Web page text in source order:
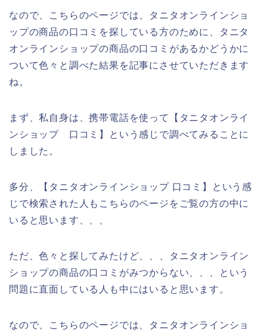
なので、こちらのページでは、タニタオンラインショ
ップの商品の口コミを探している方のために、タニタ
オンラインショップの商品の口コミがあるかどうかに
ついて色々と調べた結果を記事にさせていただきます
ね。
まず、私自身は、携帯電話を使って【タニタオンライ
ンショップ 口コミ】という感じで調べてみることに
しました。
多分、【タニタオンラインショップ 口コミ】という感
じで検索された人もこちらのページをご覧の方の中に
いると思います、、、
ただ、色々と探してみたけど、、、タニタオンライン
ショップの商品の口コミがみつからない、、、という
問題に直面している人も中にはいると思います。
なので、こちらのページでは、タニタオンラインショ